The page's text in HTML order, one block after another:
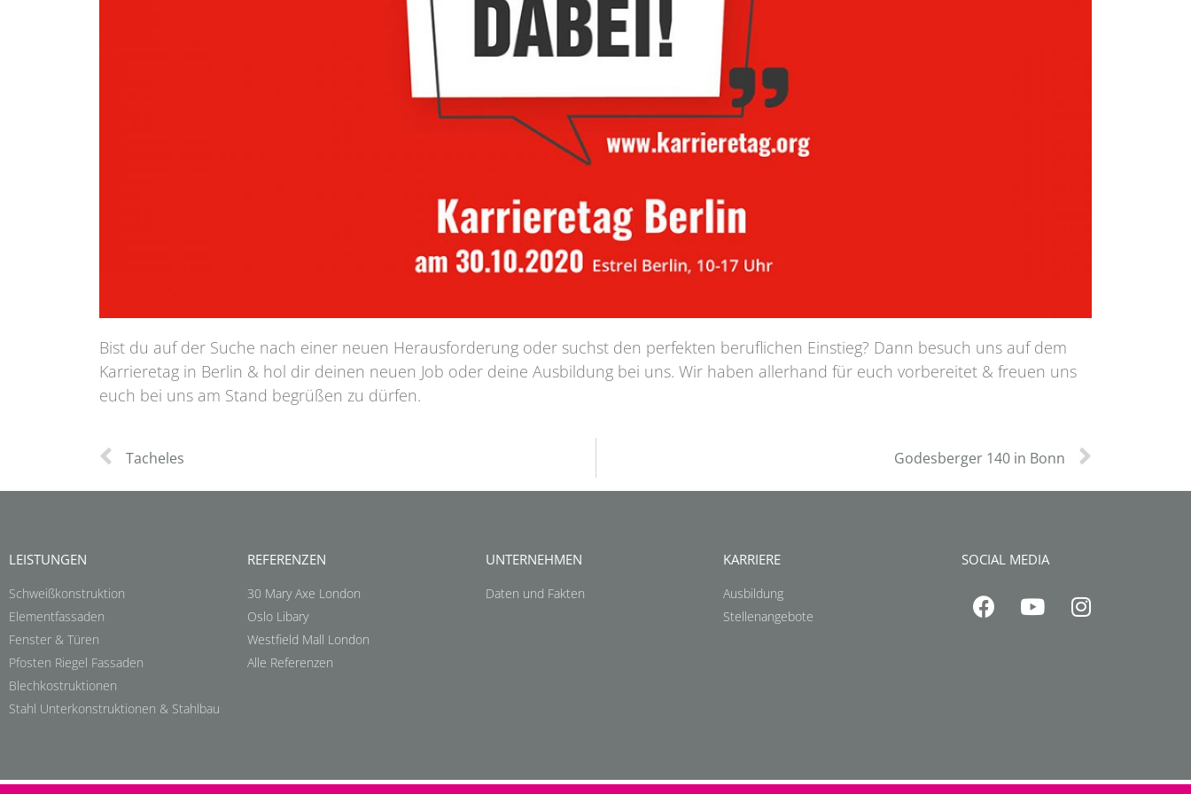
Bist du auf der Suche nach einer neuen Herausforderung oder suchst den perfekten beruflichen Einstieg? Dann besuch uns auf dem
Karrieretag in Berlin & hol dir deinen neuen Job oder deine Ausbildung bei uns. Wir haben allerhand für euch vorbereitet & freuen uns
euch bei uns am Stand begrüßen zu dürfen.
Tacheles Godesberger 140 in Bonn
LEISTUNGEN
Schweißkonstruktion
Elementfassaden
Fenster & Türen
Pfosten Riegel Fassaden
Blechkostruktionen
Stahl Unterkonstruktionen & Stahlbau
REFERENZEN
30 Mary Axe London
Oslo Libary
Westfield Mall London
Alle Referenzen
UNTERNEHMEN
Daten und Fakten
KARRIERE
Ausbildung
Stellenangebote
SOCIAL MEDIA